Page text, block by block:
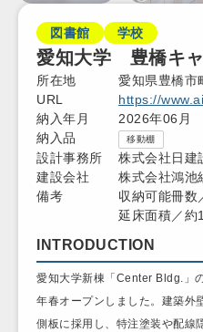
図書館 学校
愛知大学 豊橋キ
所在地
愛知県豊橋市
URL
https://
納入年月
2026年06月
納入品
移動棚
設計事務所
株式会社日建
建設会社
株式会社鴻池
備考
収納可能冊数
延床面積／約
INTRODUCTION
愛知大学新棟「Center Bldg.」
年春オープンしました。建築外
側板に採用し、特注塗装や配線